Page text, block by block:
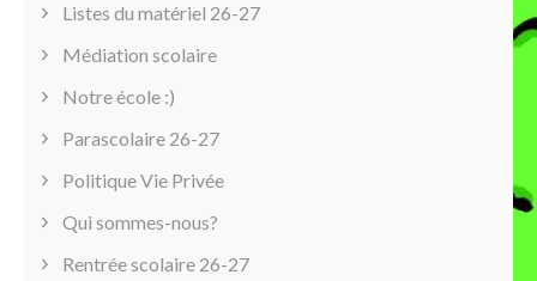
Listes du matériel 26-27
Médiation scolaire
Notre école :)
Parascolaire 26-27
Politique Vie Privée
Qui sommes-nous?
Rentrée scolaire 26-27